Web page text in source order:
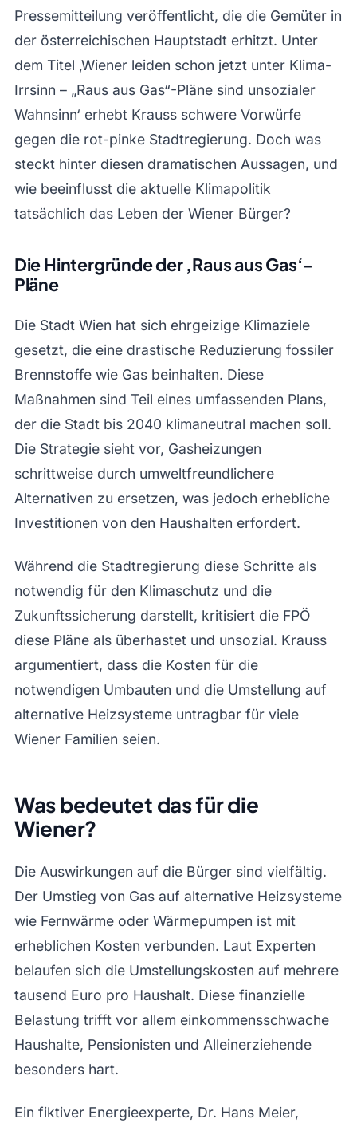
Pressemitteilung veröffentlicht, die die Gemüter in
der österreichischen Hauptstadt erhitzt. Unter
dem Titel ‚Wiener leiden schon jetzt unter Klima-
Irrsinn – „Raus aus Gas“-Pläne sind unsozialer
Wahnsinn‘ erhebt Krauss schwere Vorwürfe
gegen die rot-pinke Stadtregierung. Doch was
steckt hinter diesen dramatischen Aussagen, und
wie beeinflusst die aktuelle Klimapolitik
tatsächlich das Leben der Wiener Bürger?
Die Hintergründe der ‚Raus aus Gas‘-
Pläne
Die Stadt Wien hat sich ehrgeizige Klimaziele
gesetzt, die eine drastische Reduzierung fossiler
Brennstoffe wie Gas beinhalten. Diese
Maßnahmen sind Teil eines umfassenden Plans,
der die Stadt bis 2040 klimaneutral machen soll.
Die Strategie sieht vor, Gasheizungen
schrittweise durch umweltfreundlichere
Alternativen zu ersetzen, was jedoch erhebliche
Investitionen von den Haushalten erfordert.
Während die Stadtregierung diese Schritte als
notwendig für den Klimaschutz und die
Zukunftssicherung darstellt, kritisiert die FPÖ
diese Pläne als überhastet und unsozial. Krauss
argumentiert, dass die Kosten für die
notwendigen Umbauten und die Umstellung auf
alternative Heizsysteme untragbar für viele
Wiener Familien seien.
Was bedeutet das für die
Wiener?
Die Auswirkungen auf die Bürger sind vielfältig.
Der Umstieg von Gas auf alternative Heizsysteme
wie Fernwärme oder Wärmepumpen ist mit
erheblichen Kosten verbunden. Laut Experten
belaufen sich die Umstellungskosten auf mehrere
tausend Euro pro Haushalt. Diese finanzielle
Belastung trifft vor allem einkommensschwache
Haushalte, Pensionisten und Alleinerziehende
besonders hart.
Ein fiktiver Energieexperte, Dr. Hans Meier,